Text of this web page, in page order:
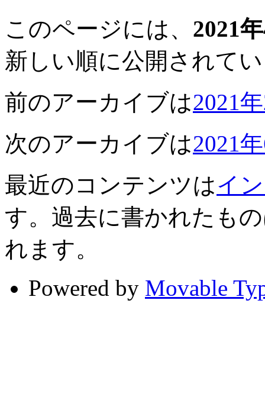
このページには、 2021
新しい順に公開されて
前のアーカイブは2021
次のアーカイブは2021
最近のコンテンツはイ
す。過去に書かれたも
れます。
Powered by Movable